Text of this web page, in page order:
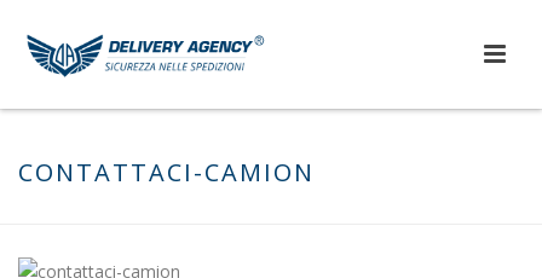
CONTATTACI-CAMION